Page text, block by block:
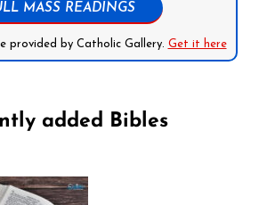
MASS READINGS
provided by Catholic Gallery. Get it here
added Bibles